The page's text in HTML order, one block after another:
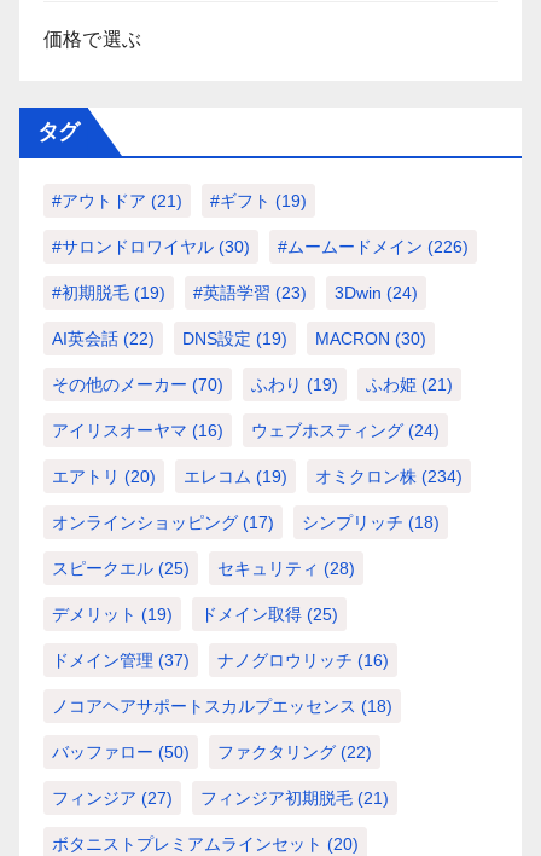
価格で選ぶ
タグ
#アウトドア (21) #ギフト (19)
#サロンドロワイヤル (30) #ムームードメイン (226)
#初期脱毛 (19) #英語学習 (23) 3Dwin (24)
AI英会話 (22) DNS設定 (19) MACRON (30)
その他のメーカー (70) ふわり (19) ふわ姫 (21)
アイリスオーヤマ (16) ウェブホスティング (24)
エアトリ (20) エレコム (19) オミクロン株 (234)
オンラインショッピング (17) シンプリッチ (18)
スピークエル (25) セキュリティ (28)
デメリット (19) ドメイン取得 (25)
ドメイン管理 (37) ナノグロウリッチ (16)
ノコアヘアサポートスカルプエッセンス (18)
バッファロー (50) ファクタリング (22)
フィンジア (27) フィンジア初期脱毛 (21)
ボタニストプレミアムラインセット (20)